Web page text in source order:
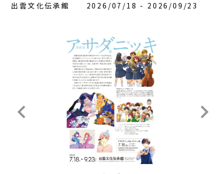
出雲文化伝承館 2026/07/18 - 2026/09/23
keyboard_arrow_left keyboard_arrow_right